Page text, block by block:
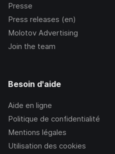
Presse
Press releases (en)
Molotov Advertising
Join the team
Besoin d'aide
Aide en ligne
Politique de confidentialité
Mentions légales
Utilisation des cookies